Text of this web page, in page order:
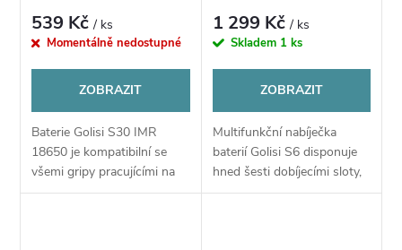
539 Kč/ ks
Momentálně nedostupné
ZOBRAZIT
Baterie Golisi S30 IMR
18650 je kompatibilní se
všemi gripy pracujícími na
články 18650. Baterie nabízí
1 299 Kč/ ks
Skladem 1 ks
ZOBRAZIT
Multifunkční nabíječka
baterií Golisi S6 disponuje
hned šesti dobíjecími sloty,
přičemž hned tři sloty